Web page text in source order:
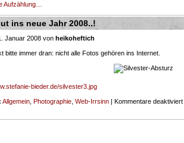
Aufzählung…
ins neue Jahr 2008..!
Januar 2008 von heikoheftich
bitte immer dran: nicht alle Fotos gehören ins Internet.
bieder.de/silvester3.jpg
Allgemein Photographie Web-Irrsinn | Kommentare deaktiviert